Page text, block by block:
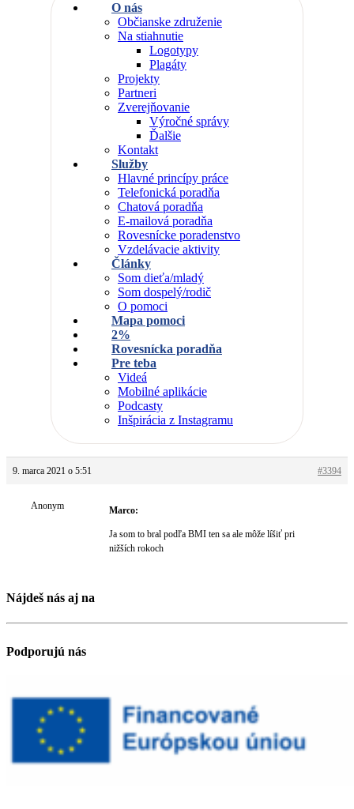
O nás
Občianske združenie
Na stiahnutie
Logotypy
Plagáty
Projekty
Partneri
Zverejňovanie
Výročné správy
Ďalšie
Kontakt
Služby
Hlavné princípy práce
Telefonická poradňa
Chatová poradňa
E-mailová poradňa
Rovesnícke poradenstvo
Vzdelávacie aktivity
Články
Som dieťa/mladý
Som dospelý/rodič
O pomoci
Mapa pomoci
2%
Rovesnícka poradňa
Pre teba
Videá
Mobilné aplikácie
Podcasty
Inšpirácia z Instagramu
9. marca 2021 o 5:51 #3394
Anonym Marco:
Ja som to bral podľa BMI ten sa ale môže líšiť pri
nižších rokoch
Nájdeš nás aj na
Podporujú nás